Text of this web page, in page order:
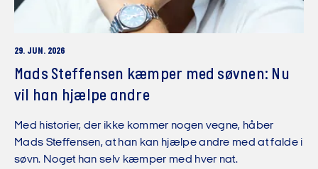
29. JUN. 2026
Mads Steffensen kæmper med søvnen: Nu
vil han hjælpe andre
Med historier, der ikke kommer nogen vegne, håber
Mads Steffensen, at han kan hjælpe andre med at falde i
søvn. Noget han selv kæmper med hver nat.